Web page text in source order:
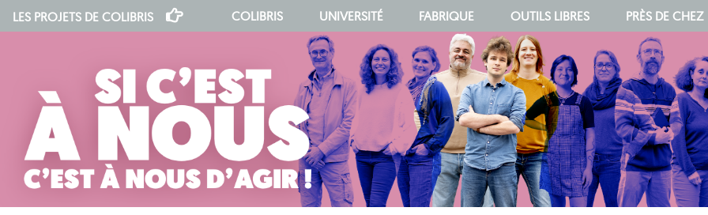
LES PROJETS DE COLIBRIS COLIBRIS UNIVERSITÉ FABRIQUE OUTILS LIBRES PRÈS DE